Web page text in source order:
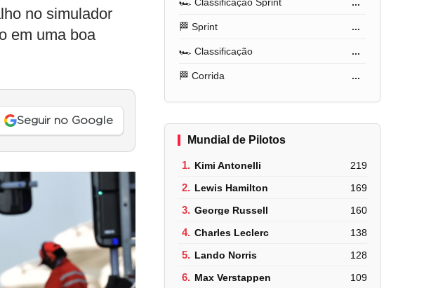
no simulador
em uma boa
Seguir no Google
🏁 Sprint ...
🏎️ Classificação ...
🏁 Corrida ...
Mundial de Pilotos
1. Kimi Antonelli 219
2. Lewis Hamilton 169
3. George Russell 160
4. Charles Leclerc 138
5. Lando Norris 128
6. Max Verstappen 109